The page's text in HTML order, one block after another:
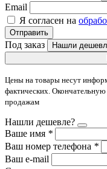
Email
Я согласен на
Отправить
Под заказ
Нашли
Цены на товары несут
фактических.
продажам
Нашли дешевле?
Ваше имя *
Ваш номер телефона *
Ваш e-mail